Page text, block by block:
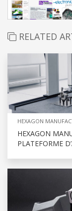
RELATED
HEXAGON
HEXAGON
PLATEFORME